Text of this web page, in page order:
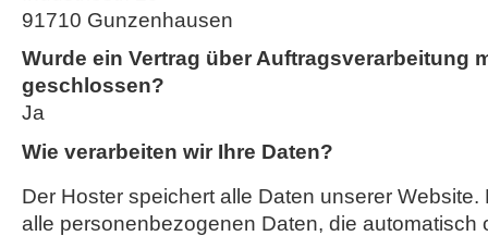
91710 Gunzenhausen
Wurde ein Vertrag über Auftragsverarbeitung
geschlossen?
Ja
Wie verarbeiten wir Ihre Daten?
Der Hoster speichert alle Daten unserer
alle personenbezogenen Daten, die automatisch